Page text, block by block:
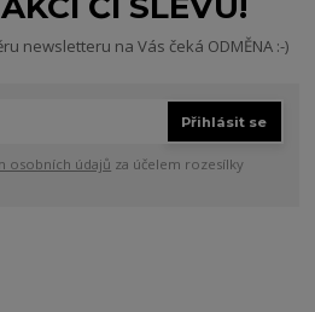
newsletteru na Vás čeká ODMĚNA :-)
Přihlásit se
osobních údajů za účelem rozesílky